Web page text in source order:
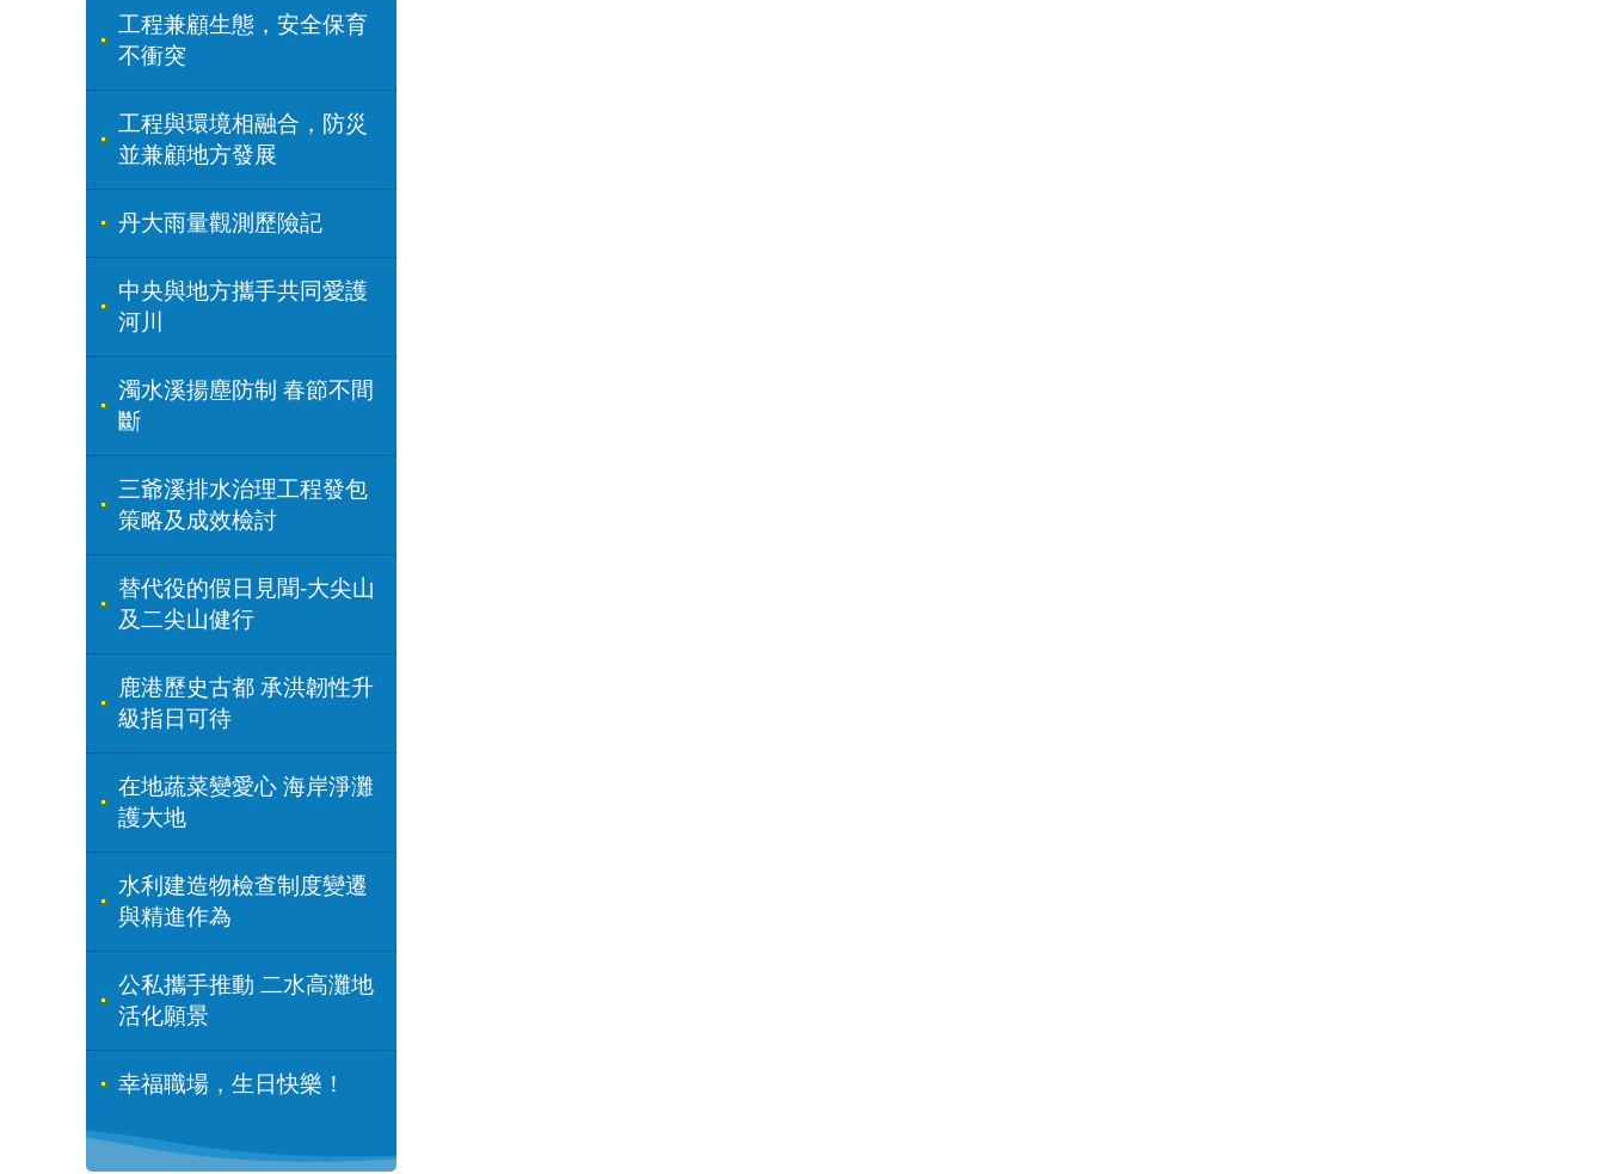
工程兼顧生態，安全保育
不衝突
工程與環境相融合，防災
並兼顧地方發展
丹大雨量觀測歷險記
中央與地方攜手共同愛護
河川
濁水溪揚塵防制 春節不間
斷
三爺溪排水治理工程發包
策略及成效檢討
替代役的假日見聞-大尖山
及二尖山健行
鹿港歷史古都 承洪韌性升
級指日可待
在地蔬菜變愛心 海岸淨灘
護大地
水利建造物檢查制度變遷
與精進作為
公私攜手推動 二水高灘地
活化願景
幸福職場，生日快樂！